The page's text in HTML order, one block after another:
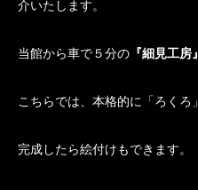
介いたします。
当館から車で５分の 『細見工房』
こちらでは、本格的に「ろくろ
完成したら絵付けもできます。